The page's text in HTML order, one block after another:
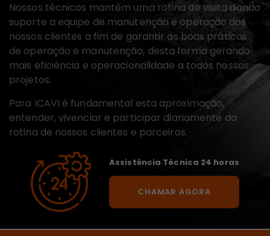
Nossos técnicos mantêm uma rotina de visita dando
suporte a equipe de manutenção e operação dos
nossos clientes a fim de garantir as boas práticas
de operação e manutenção, desta forma gerando
mais eficiência e operacionalidade a todos nossos
projetos.
Para ICAVI é fundamental esta aproximação,
entender, vivenciar e participar diariamente da
rotina de nossos clientes e parceiros.
Assistência Técnica 24 horas
CHAMAR AGORA